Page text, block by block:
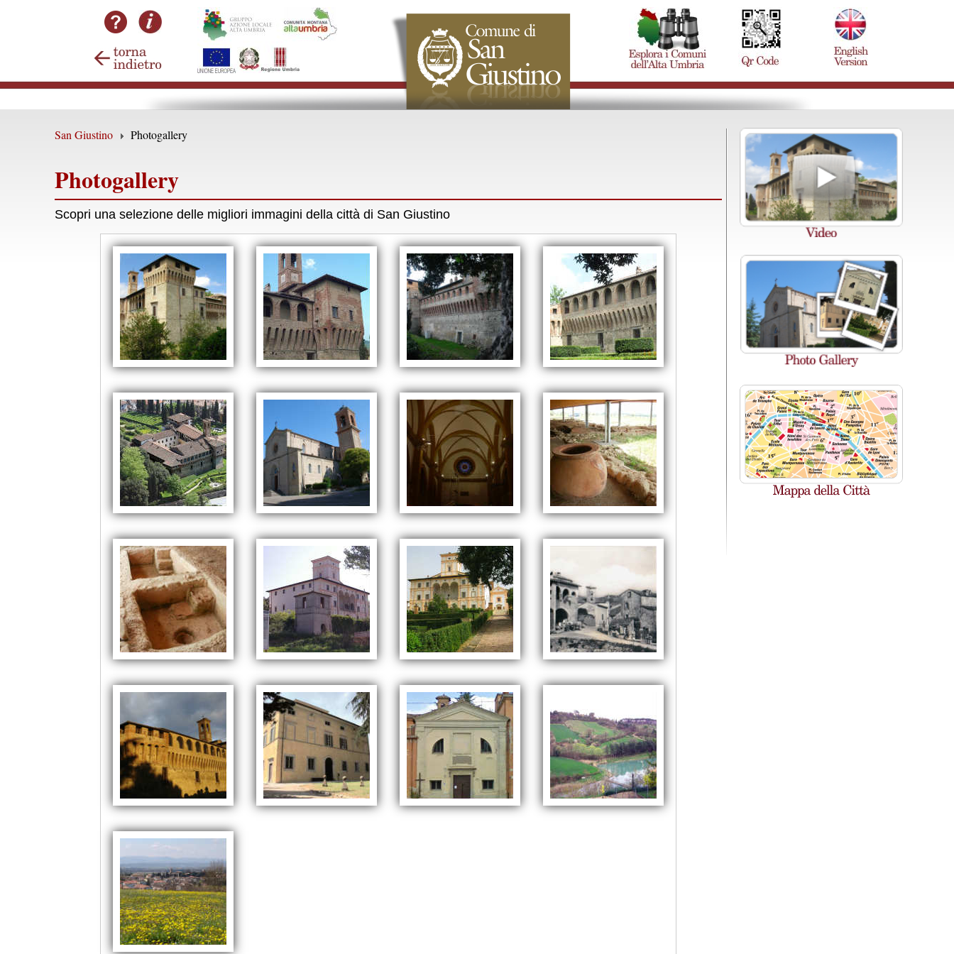
San Giustino Photogallery
Photogallery
Scopri una selezione delle migliori immagini della città di San Giustino